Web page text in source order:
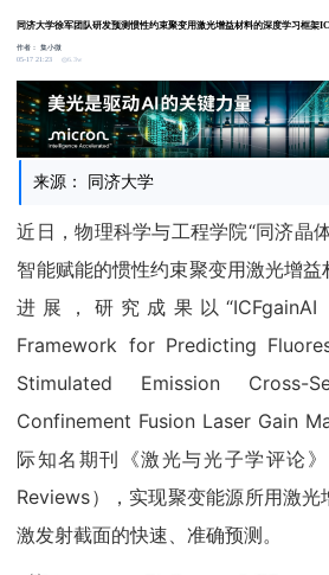
同济大学徐军团队研发预测惯性约束聚变用激光增益材料的深度学习框架
作者：集小微
05-17 21:23
6.3w
来源： 同济大学
近日，物理科学与工程学院“同济晶
智能赋能的惯性约束聚变用激光增
进展，研究成果以“ICFgainAI
Framework for Predicting
Stimulated Emission
Confinement Fusion Laser Gain
际知名期刊《激光与光子学评论
Reviews），实现聚变能源所用激光
激发射截面的快速、准确预测。